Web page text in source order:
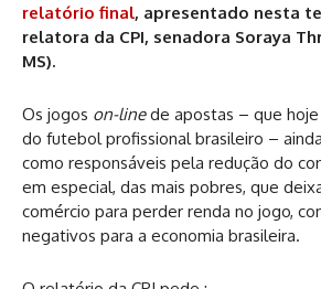
relatório final, apresentado nesta
relatora da CPI, senadora Soraya
MS).
Os jogos on-linede apostas – que
do futebol profissional brasileiro –
como responsáveis pela redução do
em especial, das mais pobres, que
comércio para perder renda no jogo,
negativos para a economia brasileira.